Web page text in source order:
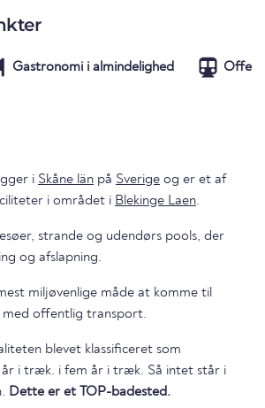
Gastronomi i almindelighed
i Skåne län på Sverige og er et af
i området i Blekinge Laen.
strande og udendørs pools, der
og afslapning.
miljøvenlige måde at komme til
offentlig transport.
blevet klassificeret som
år i træk. Så intet står i
Dette er et TOP-badested.